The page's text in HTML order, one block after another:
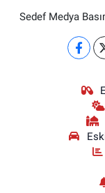
Sedef Medya